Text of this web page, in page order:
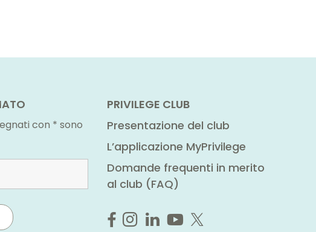
con * sono
PRIVILEGE CLUB
Presentazione del club
L’applicazione MyPrivilege
Domande frequenti in merito
al club (FAQ)